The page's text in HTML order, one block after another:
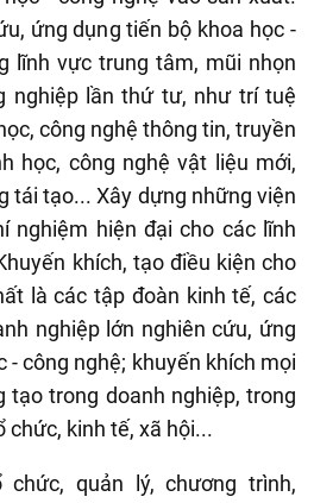
ứng dụng tiến bộ khoa học -
lĩnh vực trung tâm, mũi nhọn
nghiệp lần thứ tư, như trí tuệ
công nghệ thông tin, truyền
học, công nghệ vật liệu mới,
tái tạo... Xây dựng những viện
nghiệm hiện đại cho các lĩnh
khích, tạo điều kiện cho
là các tập đoàn kinh tế, các
nghiệp lớn nghiên cứu, ứng
- công nghệ; khuyến khích mọi
tạo trong doanh nghiệp, trong
chức, kinh tế, xã hội...
quản lý, chương trình,